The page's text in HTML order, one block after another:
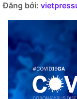
Đăng bởi: